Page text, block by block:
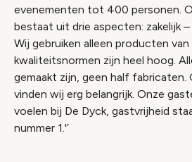
evenementen tot 400 personen.
bestaat uit drie aspecten: zakelijk
Wij gebruiken alleen producten
kwaliteitsnormen zijn heel hoog.
gemaakt zijn, geen half fabricaten.
vinden wij erg belangrijk. Onze
voelen bij De Dyck, gastvrijheid
nummer 1.'’